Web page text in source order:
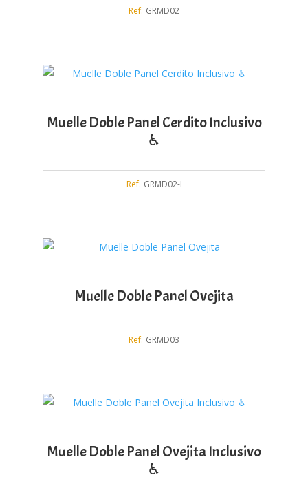
Ref: GRMD02
Muelle Doble Panel Cerdito Inclusivo
♿︎
Ref: GRMD02-I
Muelle Doble Panel Ovejita
Ref: GRMD03
Muelle Doble Panel Ovejita Inclusivo
♿︎